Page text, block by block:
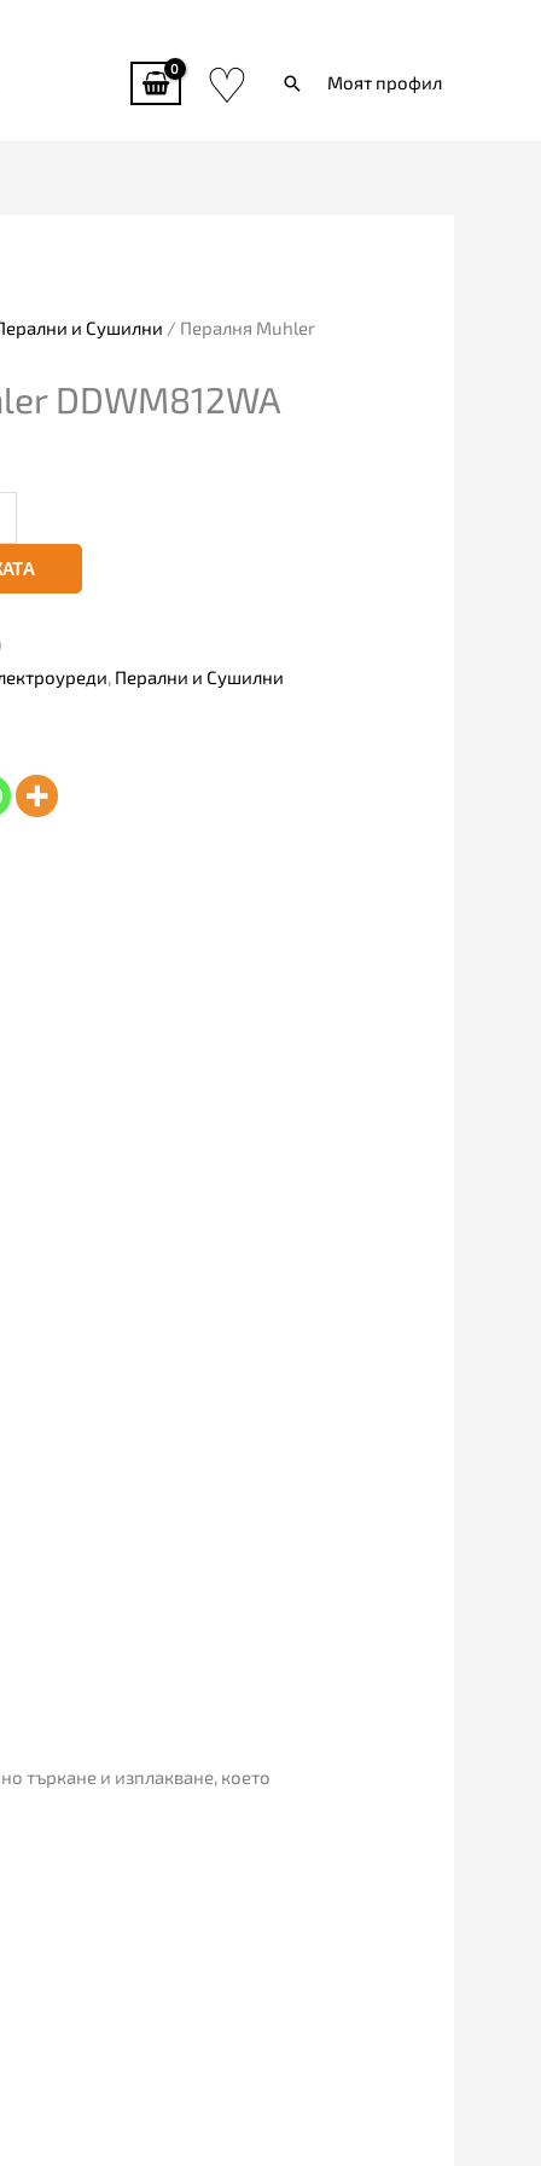
♡ ТърсиМоят профил
и Сушилни / Пералня Muhler
DDWM812WA
, Перални и Сушилни
търкане и изплакване, което